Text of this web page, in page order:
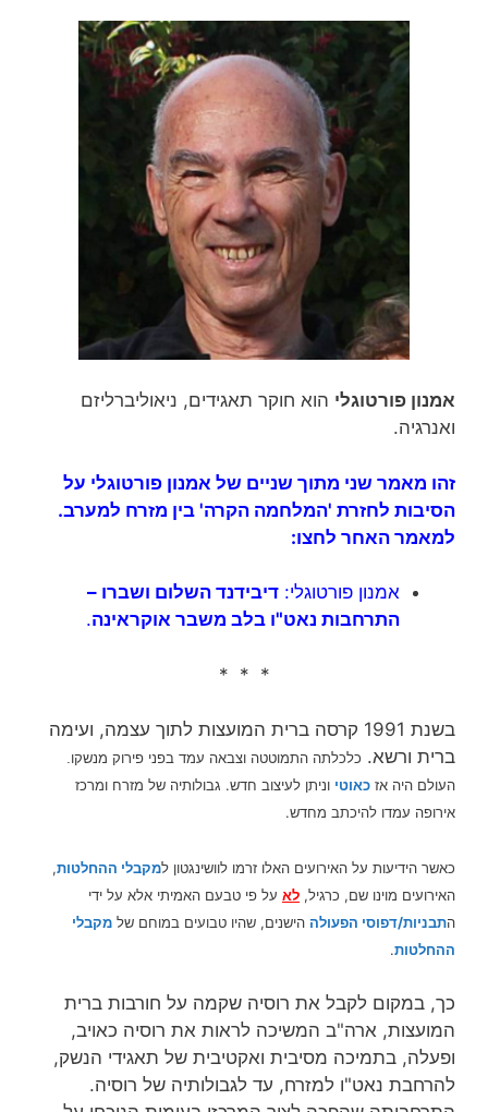
אמנון פורטוגלי הוא חוקר תאגידים, ניאוליברליזם
ואנרגיה.
זהו מאמר שני מתוך שניים של אמנון פורטוגלי על
הסיבות לחזרת 'המלחמה הקרה' בין מזרח למערב.
למאמר האחר לחצו:
אמנון פורטוגלי: דיבידנד השלום ושברו –
התרחבות נאט"ו בלב משבר אוקראינה.
* * *
בשנת 1991 קרסה ברית המועצות לתוך עצמה, ועימה
ברית ורשא. כלכלתה התמוטטה וצבאה עמד בפני פירוק מנשקו.
העולם היה אז כאוטי וניתן לעיצוב חדש. גבולותיה של מזרח ומרכז
אירופה עמדו להיכתב מחדש.
כאשר הידיעות על האירועים האלו זרמו לוושינגטון למקבלי ההחלטות,
האירועים מוינו שם, כרגיל, לא על פי טבעם האמיתי אלא על ידי
התבניות/דפוסי הפעולה הישנים, שהיו טבועים במוחם של מקבלי
ההחלטות.
כך, במקום לקבל את רוסיה שקמה על חורבות ברית
המועצות, ארה"ב המשיכה לראות את רוסיה כאויב,
ופעלה, בתמיכה מסיבית ואקטיבית של תאגידי הנשק,
להרחבת נאט"ו למזרח, עד לגבולותיה של רוסיה.